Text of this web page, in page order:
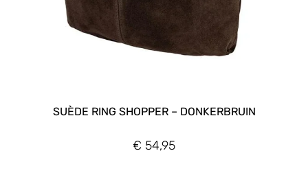
SUÈDE RING SHOPPER – DONKERBRUIN
€ 54,95